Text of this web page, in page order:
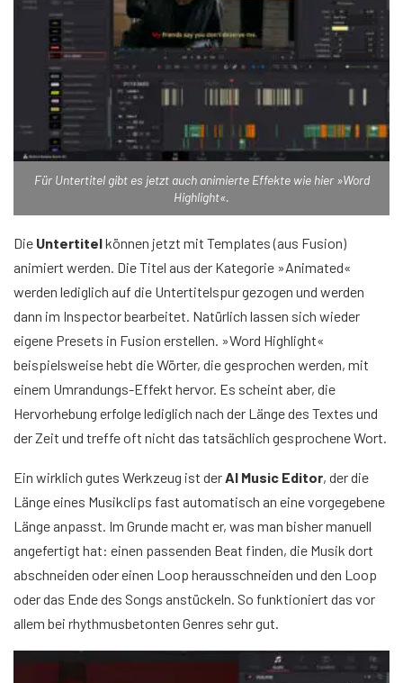
Für Untertitel gibt es jetzt auch animierte Effekte wie hier »Word
Highlight«.
Die Untertitelkönnen jetzt mit Templates (aus Fusion)
animiert werden. Die Titel aus der Kategorie »Animated«
werden lediglich auf die Untertitelspur gezogen und werden
dann im Inspector bearbeitet. Natürlich lassen sich wieder
eigene Presets in Fusion erstellen. »Word Highlight«
beispielsweise hebt die Wörter, die gesprochen werden, mit
einem Umrandungs-Effekt hervor. Es scheint aber, die
Hervorhebung erfolge lediglich nach der Länge des Textes und
der Zeit und treffe oft nicht das tatsächlich gesprochene Wort.
Ein wirklich gutes Werkzeug ist der AI Music Editor, der die
Länge eines Musikclips fast automatisch an eine vorgegebene
Länge anpasst. Im Grunde macht er, was man bisher manuell
angefertigt hat: einen passenden Beat finden, die Musik dort
abschneiden oder einen Loop herausschneiden und den Loop
oder das Ende des Songs anstückeln. So funktioniert das vor
allem bei rhythmusbetonten Genres sehr gut.